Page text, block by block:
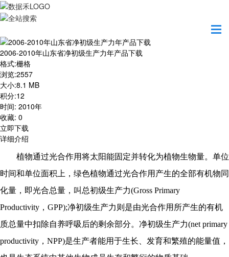
2006-2010年山东省净初级生产力年产品下载
2006-2010年山东省净初级生产力年产品下载
格式:栅格
浏览:2557
大小:8.1 MB
积分:12
时间: 2010年
收藏: 0
立即下载
详细介绍
植物通过光合作用将太阳能固定并转化为植物生物量。单位
时间和单位面积上，绿色植物通过光合作用产生的全部有机物同
化量，即光合总量，叫总初级生产力(Gross Primary
Productivity，GPP);净初级生产力则是由光合作用所产生的有机
质总量中扣除自养呼吸后的剩余部分。净初级生产力(net primary
productivity，NPP)是生产者能用于生长、发育和繁殖的能量值，